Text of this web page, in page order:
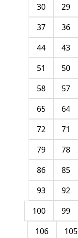
29
30
36
37
43
44
50
51
57
58
64
65
71
72
78
79
85
86
92
93
99
100
105
106